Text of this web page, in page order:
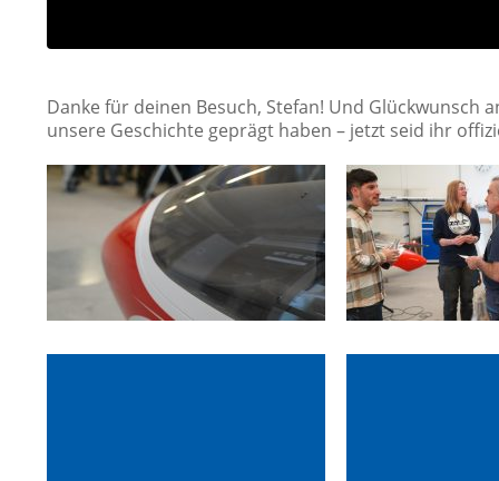
Danke für deinen Besuch, Stefan! Und Glückwunsch
unsere Geschichte geprägt haben – jetzt seid ihr